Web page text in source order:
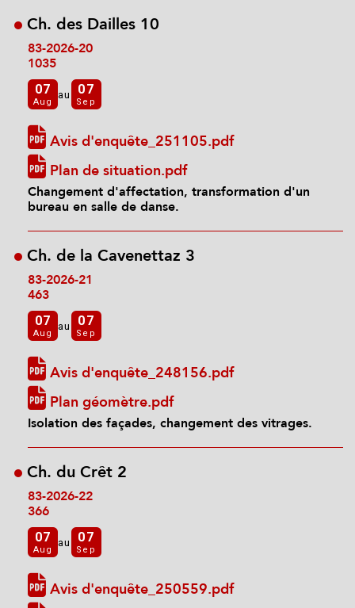
Ch. des Dailles 10
83-2026-20
1035
07
Aug
au 07
Sep
Avis d'enquête_251105.pdf
Plan de situation.pdf
Changement d'affectation, transformation d'un
bureau en salle de danse.
Ch. de la Cavenettaz 3
83-2026-21
463
07
Aug
au 07
Sep
Avis d'enquête_248156.pdf
Plan géomètre.pdf
Isolation des façades, changement des vitrages.
Ch. du Crêt 2
83-2026-22
366
07
Aug
au 07
Sep
Avis d'enquête_250559.pdf